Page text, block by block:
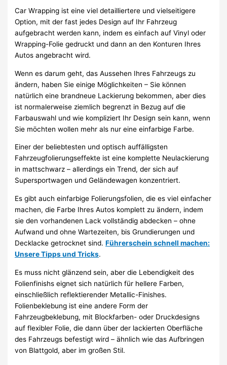
Car Wrapping ist eine viel detailliertere und vielseitigere
Option, mit der fast jedes Design auf Ihr Fahrzeug
aufgebracht werden kann, indem es einfach auf Vinyl oder
Wrapping-Folie gedruckt und dann an den Konturen Ihres
Autos angebracht wird.
Wenn es darum geht, das Aussehen Ihres Fahrzeugs zu
ändern, haben Sie einige Möglichkeiten – Sie können
natürlich eine brandneue Lackierung bekommen, aber dies
ist normalerweise ziemlich begrenzt in Bezug auf die
Farbauswahl und wie kompliziert Ihr Design sein kann, wenn
Sie möchten wollen mehr als nur eine einfarbige Farbe.
Einer der beliebtesten und optisch auffälligsten
Fahrzeugfolierungseffekte ist eine komplette Neulackierung
in mattschwarz – allerdings ein Trend, der sich auf
Supersportwagen und Geländewagen konzentriert.
Es gibt auch einfarbige Folierungsfolien, die es viel einfacher
machen, die Farbe Ihres Autos komplett zu ändern, indem
sie den vorhandenen Lack vollständig abdecken – ohne
Aufwand und ohne Wartezeiten, bis Grundierungen und
Decklacke getrocknet sind.Führerschein schnell machen:
Unsere Tipps und Tricks.
Es muss nicht glänzend sein, aber die Lebendigkeit des
Folienfinishs eignet sich natürlich für hellere Farben,
einschließlich reflektierender Metallic-Finishes.
Folienbeklebung ist eine andere Form der
Fahrzeugbeklebung, mit Blockfarben- oder Druckdesigns
auf flexibler Folie, die dann über der lackierten Oberfläche
des Fahrzeugs befestigt wird – ähnlich wie das Aufbringen
von Blattgold, aber im großen Stil.